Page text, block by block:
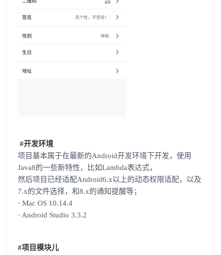
#开发环境
项目基本属于在最新的Android开发环境下开发，使用
Java8的一些新特性，比如Lambda表达式，
然后项目已经适配Android6.x以上的动态权限适配，以及
7.x的文件选择，和8.x的通知提醒等；
· Mac OS 10.14.4
· Android Studio 3.3.2
#项目模块儿